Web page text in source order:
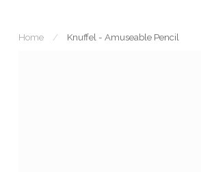
Home / Knuffel - Amuseable Pencil